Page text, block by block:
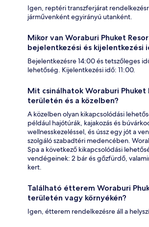
Igen, reptéri transzferjárat
járművenként egyirányú utanként.
Mikor van Woraburi Phuket
bejelentkezési és kijelentkezési
Bejelentkezésre 14:00 és tetszőleges
lehetőség. Kijelentkezési idő: 11:00.
Mit csinálhatok Woraburi Phuket
területén és a közelben?
A közelben olyan kikapcsolódási
például hajótúrák, kajakozás és
wellnesskezeléssel, és ússz egy jót a
szolgáló szabadtéri medencében.
Spa a következő kikapcsolódási
vendégeinek: 2 bár és gőzfürdő,
kert.
Található étterem Woraburi
területén vagy környékén?
Igen, étterem rendelkezésre áll a